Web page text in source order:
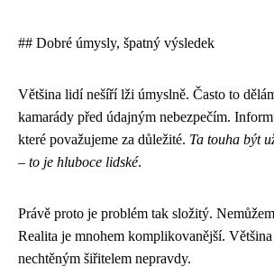
## Dobré úmysly, špatný výsledek
Většina lidí nešíří lži úmyslně. Často to
kamarády před údajným nebezpečím.
které považujeme za důležité. Ta touha být
– to je hluboce lidské.
Právě proto je problém tak složitý.
Realita je mnohem komplikovanější.
nechtěným šiřitelem nepravdy.